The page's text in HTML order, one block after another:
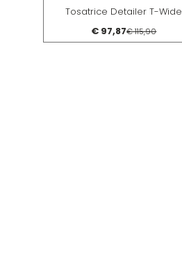
Tosatrice Detailer T-Wide
€ 97,87€ 115,90